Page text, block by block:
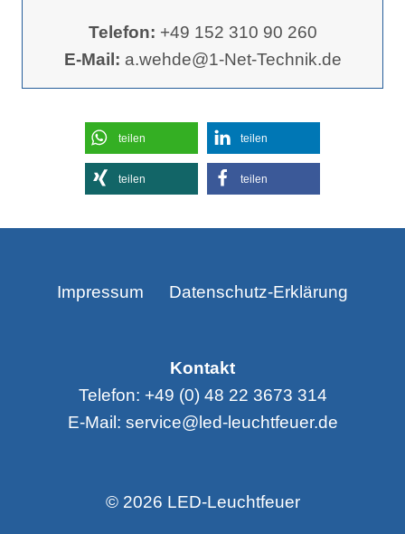
Telefon: +49 152 310 90 260
E-Mail: a.wehde@1-Net-Technik.de
teilen teilen
teilen teilen
Impressum Datenschutz-Erklärung
Kontakt
Telefon: +49 (0) 48 22 3673 314
E-Mail: service@led-leuchtfeuer.de
© 2026 LED-Leuchtfeuer